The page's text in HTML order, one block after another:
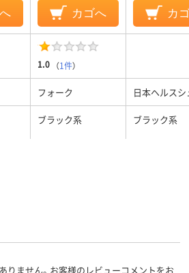
カゴへ カ
1.0 （1件）
フォーク 日本ヘルス
ブラック系 ブラック系
りません。お客様のレビューコメントをお